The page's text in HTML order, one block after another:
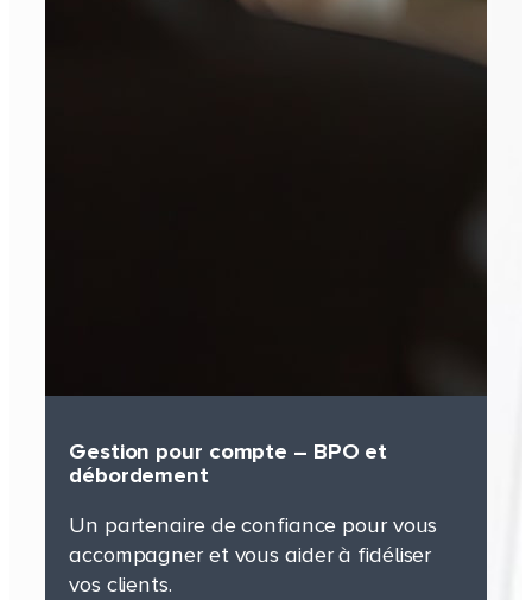
Gestion pour compte – BPO et
débordement
Gestion pour compte – BPO et
débordement
Un partenaire de confiance pour vous
accompagner et vous aider à fidéliser
vos clients.